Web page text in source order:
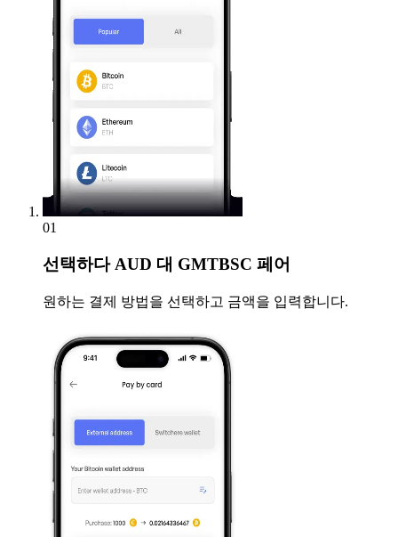
01
선택하다AUD 대 GMTBSC 페어
원하는 결제 방법을 선택하고 금액을 입력합니다.